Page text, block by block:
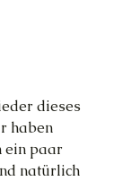
dieses
haben
ein paar
natürlich